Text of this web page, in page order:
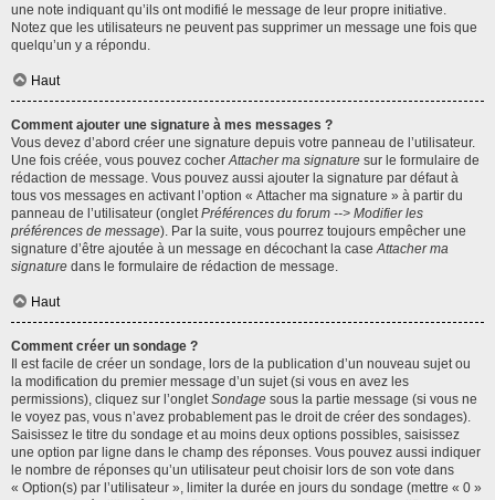
une note indiquant qu’ils ont modifié le message de leur propre initiative.
Notez que les utilisateurs ne peuvent pas supprimer un message une fois que
quelqu’un y a répondu.
Haut
Comment ajouter une signature à mes messages ?
Vous devez d’abord créer une signature depuis votre panneau de l’utilisateur.
Une fois créée, vous pouvez cocherAttacher ma signature sur le formulaire de
rédaction de message. Vous pouvez aussi ajouter la signature par défaut à
tous vos messages en activant l’option « Attacher ma signature » à partir du
panneau de l’utilisateur (ongletPréférences du forum --> Modifier les
préférences de message). Par la suite, vous pourrez toujours empêcher une
signature d’être ajoutée à un message en décochant la caseAttacher ma
signature dans le formulaire de rédaction de message.
Haut
Comment créer un sondage ?
Il est facile de créer un sondage, lors de la publication d’un nouveau sujet ou
la modification du premier message d’un sujet (si vous en avez les
permissions), cliquez sur l’ongletSondage sous la partie message (si vous ne
le voyez pas, vous n’avez probablement pas le droit de créer des sondages).
Saisissez le titre du sondage et au moins deux options possibles, saisissez
une option par ligne dans le champ des réponses. Vous pouvez aussi indiquer
le nombre de réponses qu’un utilisateur peut choisir lors de son vote dans
« Option(s) par l’utilisateur », limiter la durée en jours du sondage (mettre « 0 »